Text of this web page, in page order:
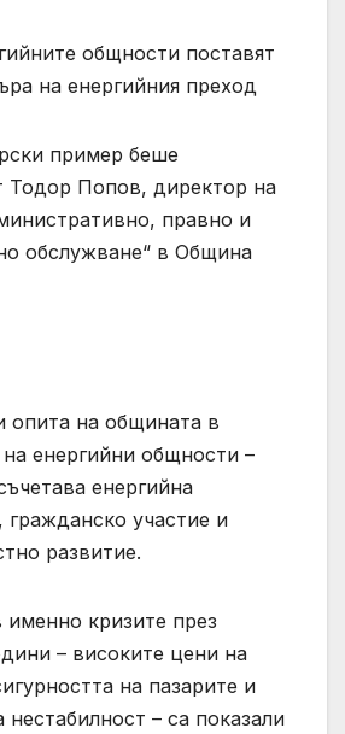
общности поставят
на енергийния преход
пример беше
Тодор Попов, директор на
правно и
обслужване“ в Община
опита на общината в
енергийни общности –
енергийна
гражданско участие и
развитие.
кризите през
– високите цени на
на пазарите и
нестабилност – са показали